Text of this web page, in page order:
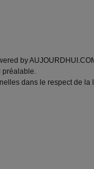
by
préalable.
dans le respect de